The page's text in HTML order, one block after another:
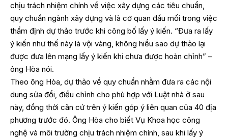
chịu trách nhiệm chính về việc xây dựng các tiêu chuẩn,
quy chuẩn ngành xây dựng và là cơ quan đầu mối trong việc
thẩm định dự thảo trước khi công bố lấy ý kiến. “Đưa ra lấy
ý kiến như thế này là vội vàng, không hiểu sao dự thảo lại
được đưa lên mạng lấy ý kiến khi chưa được hoàn chỉnh” –
ông Hòa nói.
Theo ông Hòa, dự thảo về quy chuẩn nhằm đưa ra các nội
dung sửa đổi, điều chỉnh cho phù hợp với Luật nhà ở sau
này, đồng thời căn cứ trên ý kiến góp ý liên quan của 40 địa
phương trước đó. Ông Hòa cho biết Vụ Khoa học công
nghệ và môi trường chịu trách nhiệm chính, sau khi lấy ý